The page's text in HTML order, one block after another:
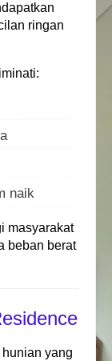
ringan
naik
masyarakat
beban berat
yang